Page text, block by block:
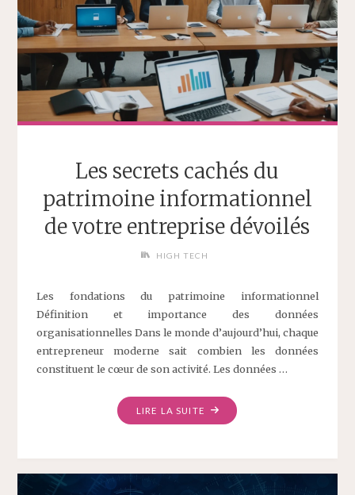
Les secrets cachés du
patrimoine informationnel
de votre entreprise dévoilés
HIGH TECH
Les fondations du patrimoine informationnel
Définition et importance des données
organisationnelles Dans le monde d’aujourd’hui, chaque
entrepreneur moderne sait combien les données
constituent le cœur de son activité. Les données …
LIRE LA SUITE